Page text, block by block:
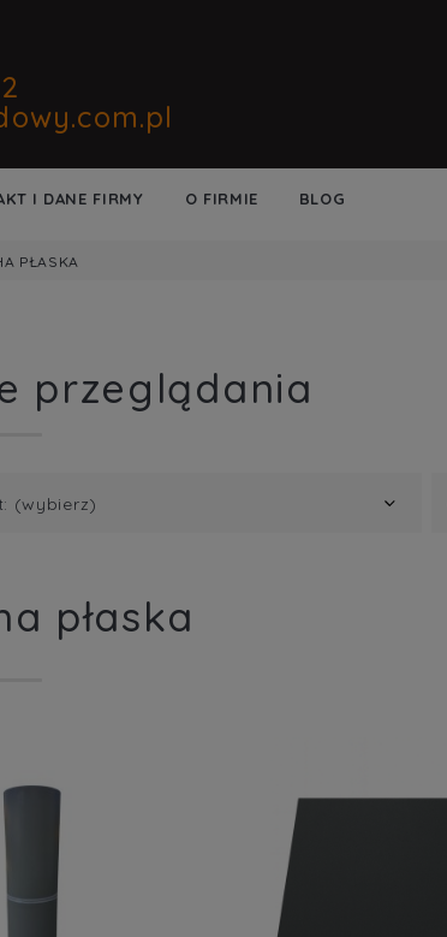
I DANE FIRMY O FIRMIE BLOG
PŁASKA
przeglądania
(wybierz)
płaska